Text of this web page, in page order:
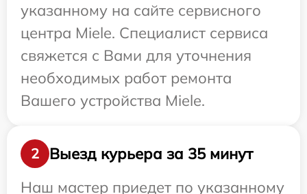
указанному на сайте сервисного
центра Miele. Специалист сервиса
свяжется с Вами для уточнения
необходимых работ ремонта
Вашего устройства Miele.
2
Выезд курьера за 35 минут
Наш мастер приедет по указанному